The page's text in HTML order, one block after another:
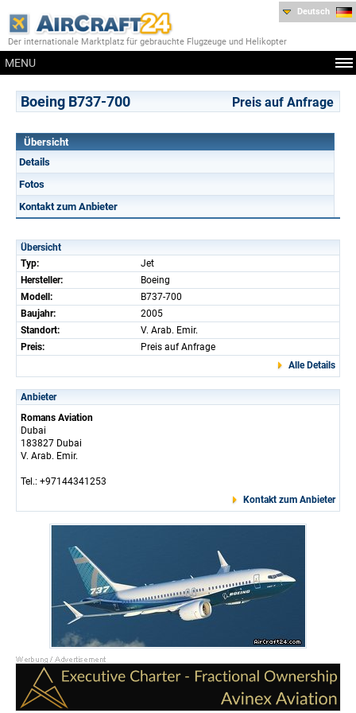
Der internationale Marktplatz für gebrauchte Flugzeuge und Helikopter
MENU
Deutsch
Boeing B737-700 Preis auf Anfrage
Übersicht
Details
Fotos
Kontakt zum Anbieter
Übersicht
Typ:
Jet
Hersteller:
Boeing
Modell:
B737-700
Baujahr:
2005
Standort:
V. Arab. Emir.
Preis:
Preis auf Anfrage
Alle Details
Anbieter
Romans Aviation
Dubai
183827 Dubai
V. Arab. Emir.
Tel.: +97144341253
Kontakt zum Anbieter